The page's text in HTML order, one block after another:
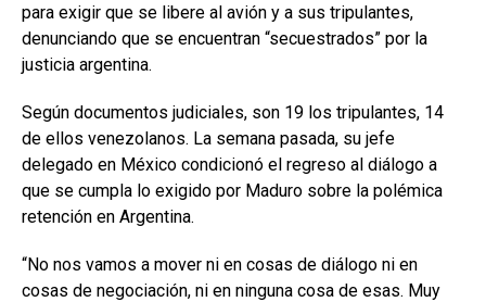
para exigir que se libere al avión y a sus tripulantes,
denunciando que se encuentran “secuestrados” por la
justicia argentina.
Según documentos judiciales, son 19 los tripulantes, 14
de ellos venezolanos. La semana pasada, su jefe
delegado en México condicionó el regreso al diálogo a
que se cumpla lo exigido por Maduro sobre la polémica
retención en Argentina.
“No nos vamos a mover ni en cosas de diálogo ni en
cosas de negociación, ni en ninguna cosa de esas. Muy